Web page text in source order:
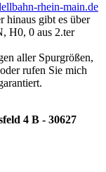
rhein-main.de
hinaus gibt es über
H0, 0 aus 2.ter
aller Spurgrößen,
rufen Sie mich
4 B - 30627